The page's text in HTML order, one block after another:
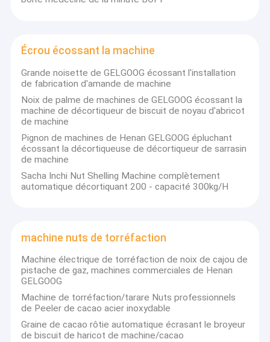
Machine d'emballage
Écrou écossant la machine
machine nuts de torréfaction
Machine de coupeur d'écrou
casse-croûte faisant la machine
Machine de traitement de bois
machine de transformation de la viande
Écrou écossant la machine
Grande noisette de GELGOOG écossant l'installation
de fabrication d'amande de machine
Noix de palme de machines de GELGOOG écossant la
machine de décortiqueur de biscuit de noyau d'abricot
de machine
Pignon de machines de Henan GELGOOG épluchant
écossant la décortiqueuse de décortiqueur de sarrasin
de machine
Sacha Inchi Nut Shelling Machine complètement
automatique décortiquant 200 - capacité 300kg/H
machine nuts de torréfaction
Machine électrique de torréfaction de noix de cajou de
pistache de gaz, machines commerciales de Henan
GELGOOG
Machine de torréfaction/tarare Nuts professionnels
de Peeler de cacao acier inoxydable
Graine de cacao rôtie automatique écrasant le broyeur
de biscuit de haricot de machine/cacao